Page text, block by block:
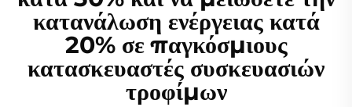
κατανάλωση ενέργειας κατά
20% σε παγκόσμιους
κατασκευαστές συσκευασιών
τροφίμων